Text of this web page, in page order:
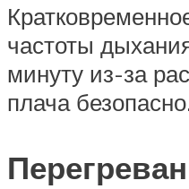
частоты
минуту из-за
плача безопасно.